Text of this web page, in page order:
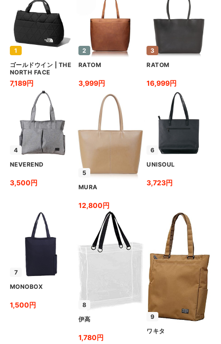
1
ゴールドウイン
THE
NORTH FACE
7,189円
2
RATOM
3,999円
3
RATOM
16,999円
4
NEVEREND
3,500円
5
MURA
12,800円
6
UNISOUL
3,723円
7
MONOBOX
1,500円
8
伊高
1,780円
9
ワキタ